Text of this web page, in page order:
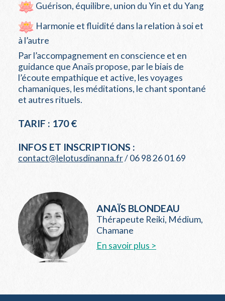
Guérison, équilibre, union du Yin et du Yang
Harmonie et fluidité dans la relation à soi et
à l’autre
Par l’accompagnement en conscience et en
guidance que Anaïs propose, par le biais de
l’écoute empathique et active, les voyages
chamaniques, les méditations, le chant spontané
et autres rituels.
TARIF : 170 €
INFOS ET INSCRIPTIONS :
contact@lelotusdinanna.fr/ 06 98 26 01 69
ANAÏS BLONDEAU
Thérapeute Reiki, Médium,
Chamane
En savoir plus >